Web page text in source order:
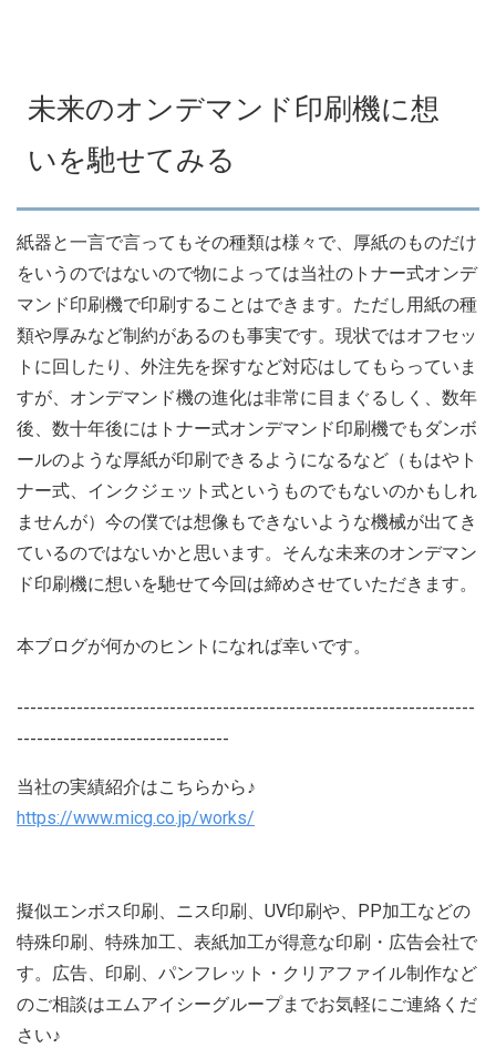
未来のオンデマンド印刷機に想
いを馳せてみる
紙器と一言で言ってもその種類は様々で、厚紙のものだけ
をいうのではないので物によっては当社のトナー式オンデ
マンド印刷機で印刷することはできます。ただし用紙の種
類や厚みなど制約があるのも事実です。現状ではオフセッ
トに回したり、外注先を探すなど対応はしてもらっていま
すが、オンデマンド機の進化は非常に目まぐるしく、数年
後、数十年後にはトナー式オンデマンド印刷機でもダンボ
ールのような厚紙が印刷できるようになるなど（もはやト
ナー式、インクジェット式というものでもないのかもしれ
ませんが）今の僕では想像もできないような機械が出てき
ているのではないかと思います。そんな未来のオンデマン
ド印刷機に想いを馳せて今回は締めさせていただきます。
本ブログが何かのヒントになれば幸いです。
---------------------------------------------------------------------
--------------------------------
当社の実績紹介はこちらから♪
https://www.micg.co.jp/works/
擬似エンボス印刷、ニス印刷、UV印刷や、PP加工などの
特殊印刷、特殊加工、表紙加工が得意な印刷・広告会社で
す。広告、印刷、パンフレット・クリアファイル制作など
のご相談はエムアイシーグループまでお気軽にご連絡くだ
さい♪